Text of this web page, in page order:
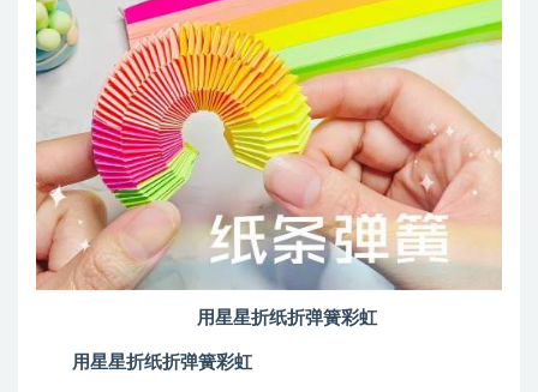
用星星折纸折弹簧彩虹
用星星折纸折弹簧彩虹